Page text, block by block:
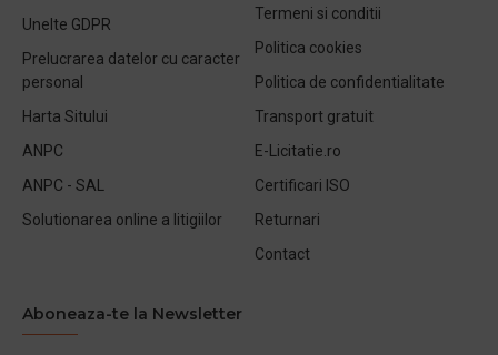
Unelte GDPR
Prelucrarea datelor cu caracter
personal
Harta Sitului
ANPC
ANPC - SAL
Solutionarea online a litigiilor
Termeni si conditii
Politica cookies
Politica de confidentialitate
Transport gratuit
E-Licitatie.ro
Certificari ISO
Returnari
Contact
Aboneaza-te la Newsletter